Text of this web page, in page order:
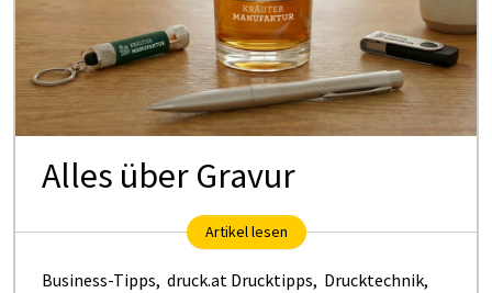
Alles über Gravur
Artikel lesen
Business-Tipps, druck.at Drucktipps, Drucktechnik,